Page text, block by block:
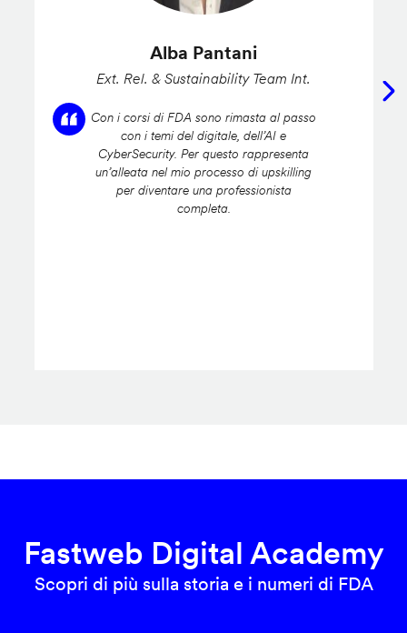
Alba Pantani
Ext. Rel. & Sustainability Team Int.
Con i corsi di FDA sono rimasta al passo
con i temi del digitale, dell’AI e
CyberSecurity. Per questo rappresenta
un’alleata nel mio processo di upskilling
per diventare una professionista
completa.
Fastweb Digital Academy
Scopri di più sulla storia e i numeri di FDA